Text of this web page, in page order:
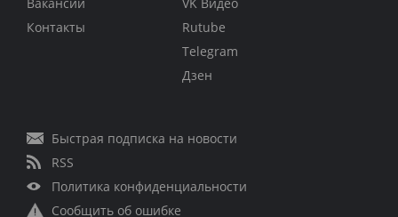
Контакты
Rutube
Telegram
Дзен
Быстрая подписка на новости
RSS
Политика конфиденциальности
Сообщить об ошибке